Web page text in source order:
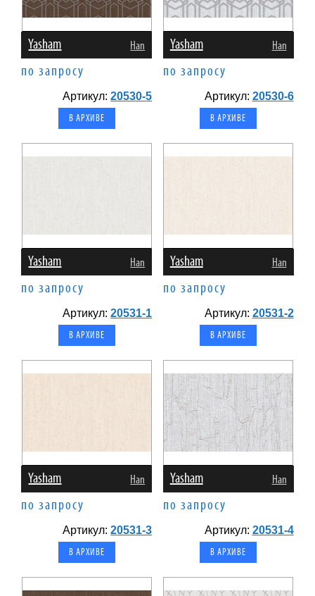
Yasham Han
по запросу
Артикул:20530-5
В АРХИВЕ
Yasham Han
по запросу
Артикул: 20530-6
В АРХИВЕ
Yasham Han
по запросу
Артикул:20531-1
В АРХИВЕ
Yasham Han
по запросу
Артикул: 20531-2
В АРХИВЕ
Yasham Han
по запросу
Артикул:20531-3
В АРХИВЕ
Yasham Han
по запросу
Артикул: 20531-4
В АРХИВЕ